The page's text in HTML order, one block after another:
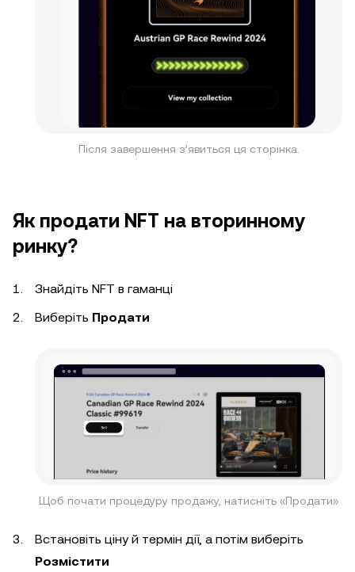
Після завершення з’явиться ця сторінка.
Як продати NFT на вторинному
ринку?
Знайдіть NFT в гаманці
Виберіть Продати
Щоб почати процедуру продажу, натисніть «Продати»
Встановіть ціну й термін дії, а потім виберіть
Розмістити